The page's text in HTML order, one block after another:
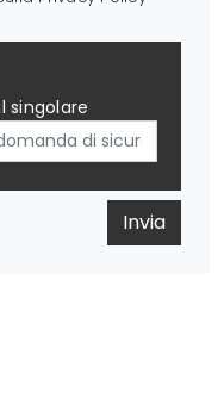
singolare
Invia